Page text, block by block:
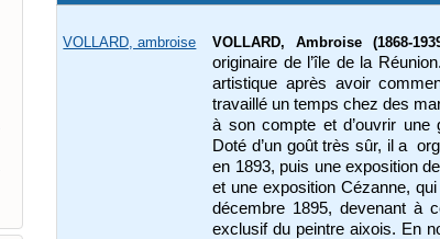
VOLLARD, ambroise VOLLARD, Ambroise (1868-
originaire de l’île de la
artistique après avoir
travaillé un temps chez des
à son compte et d’ouvrir une
Doté d’un goût très sûr, il a
en 1893, puis une exposition
et une exposition Cézanne,
décembre 1895, devenant à
exclusif du peintre aixois. En